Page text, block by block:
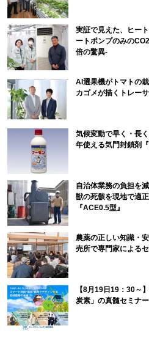
実証で見えた、ヒー
ートポンプのみの
倍の驚異-
AI選果機がトマトの
カゴメが描くトレー
気候変動で早く・長
年使える気門封鎖剤『
自治体業務の負担を
獣の死骸を現地で適
『ACE0.5型』
農薬の正しい知識・
売所で専門家による
【8月19日19：30～
炭素」の真髄セミナー